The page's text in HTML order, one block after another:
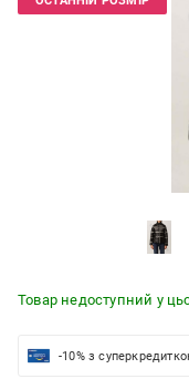
Товар недоступний у
-10% з